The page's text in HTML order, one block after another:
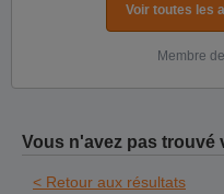
Voir toutes les
Membre
Vous n'avez pas trouvé
< Retour aux résultats